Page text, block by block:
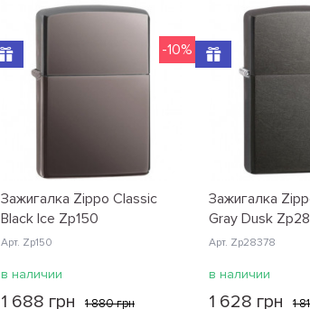
Зажигалка Zippo Classic
Black Ice Zp150
Арт. Zp150
-10%
в наличии
1 688 грн 1 880 грн
Зажигалка
Gray Dusk
Арт. Zp28378
в наличии
1 628 грн 1